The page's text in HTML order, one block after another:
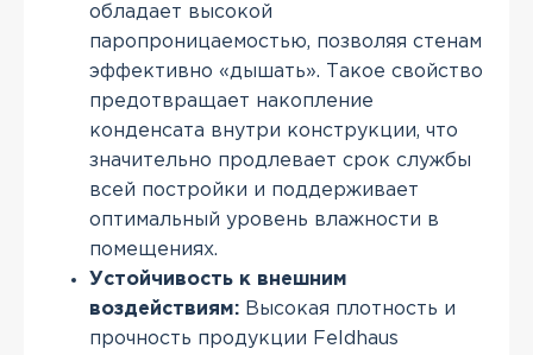
обладает высокой
паропроницаемостью, позволяя стенам
эффективно «дышать». Такое свойство
предотвращает накопление
конденсата внутри конструкции, что
значительно продлевает срок службы
всей постройки и поддерживает
оптимальный уровень влажности в
помещениях.
Устойчивость к внешним
воздействиям: Высокая плотность и
прочность продукции Feldhaus